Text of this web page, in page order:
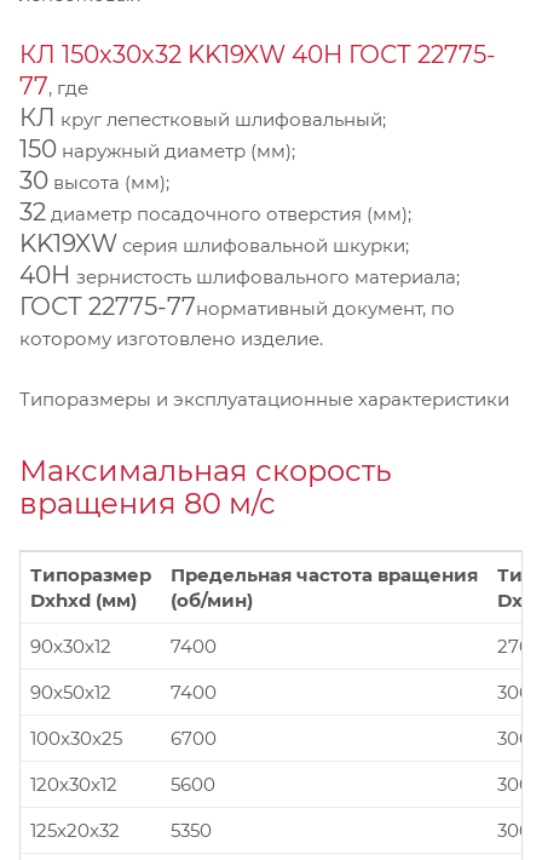
КЛ 150х30х32 KK19XW 40Н ГОСТ 22775-
77, где
КЛ круг лепестковый шлифовальный;
150 наружный диаметр (мм);
30 высота (мм);
32 диаметр посадочного отверстия (мм);
KK19XW серия шлифовальной шкурки;
40Н зернистость шлифовального материала;
ГОСТ 22775-77нормативный документ, по
которому изготовлено изделие.
Типоразмеры и эксплуатационные характеристики
Максимальная скорость
вращения 80 м/с
Типоразмер
Dxhxd (мм)
Предельная частота вращения
(об/мин)
90x30x12
7400
90x50x12
7400
100x30x25
6700
120x30x12
5600
125x20x32
5350